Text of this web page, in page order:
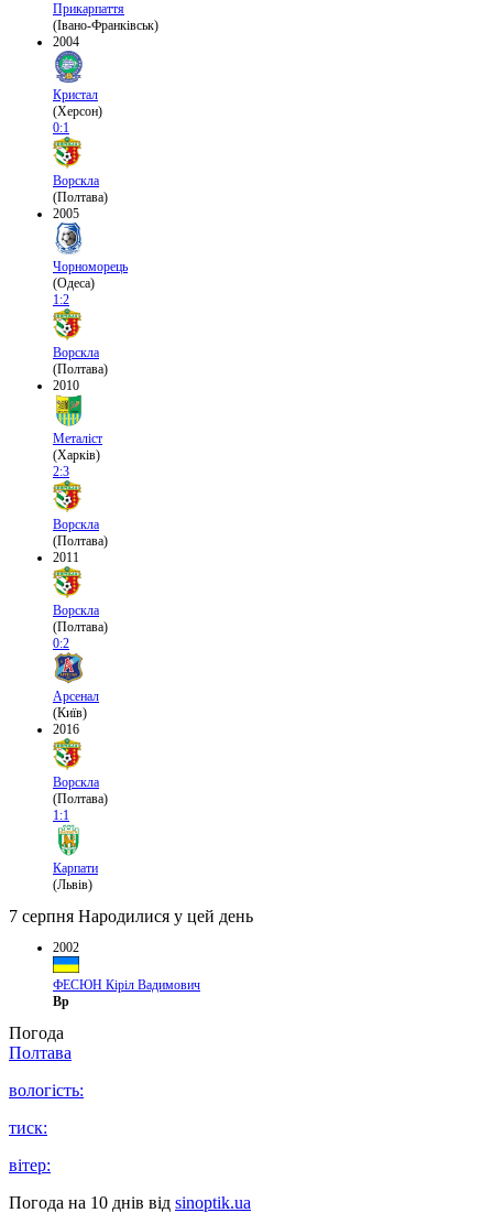
Прикарпаття
(Івано-Франківськ)
2004
Кристал
(Херсон)
0:1
Ворскла
(Полтава)
2005
Чорноморець
(Одеса)
1:2
Ворскла
(Полтава)
2010
Металіст
(Харків)
2:3
Ворскла
(Полтава)
2011
Ворскла
(Полтава)
0:2
Арсенал
(Київ)
2016
Ворскла
(Полтава)
1:1
Карпати
(Львів)
7 серпня Народилися у цей день
2002
ФЕСЮН Кіріл Вадимович
Вр
Погода
Полтава
вологість:
тиск:
вітер:
Погода на 10 днів від sinoptik.ua